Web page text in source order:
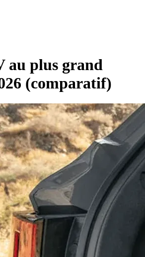
au plus grand
(comparatif)